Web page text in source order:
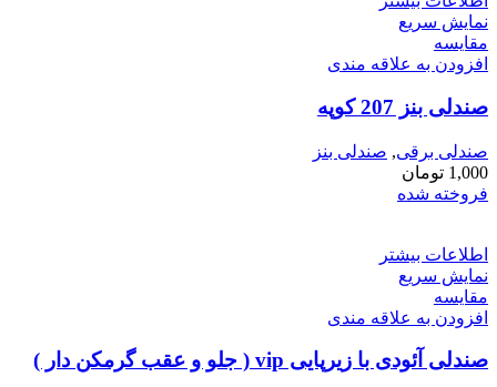
نمایش سریع
مقايسه
افزودن به علاقه مندی
صندلی بنز 207 کوپه
صندلی برقی, صندلی بنز
1,000 تومان
فروخته شده
اطلاعات بیشتر
نمایش سریع
مقايسه
افزودن به علاقه مندی
صندلی آئودی با زیرپایی vip ( جلو و عقب گرمکن دار )